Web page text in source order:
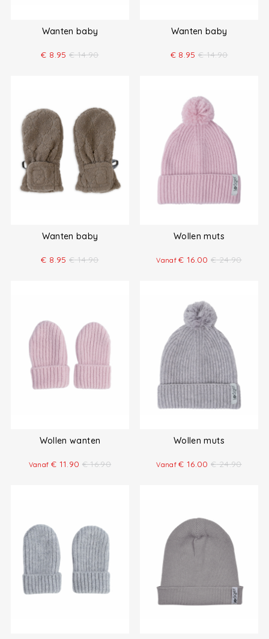
Wanten baby
€ 8.95 € 14.90
Wanten baby
€ 8.95 € 14.90
Wanten baby
€ 8.95 € 14.90
Wollen muts
Vanaf€ 16.00 € 24.90
Wollen wanten
Vanaf € 11.90 € 16.90
Wollen muts
Vanaf€ 16.00 € 24.90